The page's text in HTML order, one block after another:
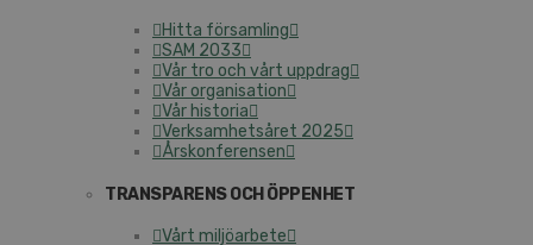
Hitta församling
SAM 2033
Vår tro och vårt uppdrag
Vår organisation
Vår historia
Verksamhetsåret 2025
Årskonferensen
TRANSPARENS OCH ÖPPENHET
Vårt miljöarbete